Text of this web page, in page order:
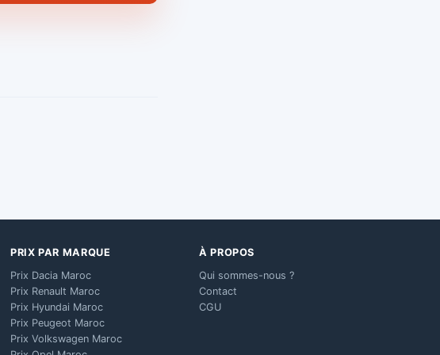
PRIX PAR MARQUE
Prix Dacia Maroc
Prix Renault Maroc
Prix Hyundai Maroc
Prix Peugeot Maroc
Prix Volkswagen Maroc
À PROPOS
Qui sommes-nous ?
Contact
CGU